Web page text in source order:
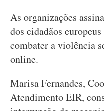
As organizações
dos cidadãos
combater a violência
online.
Marisa Fernandes,
Atendimento EIR,